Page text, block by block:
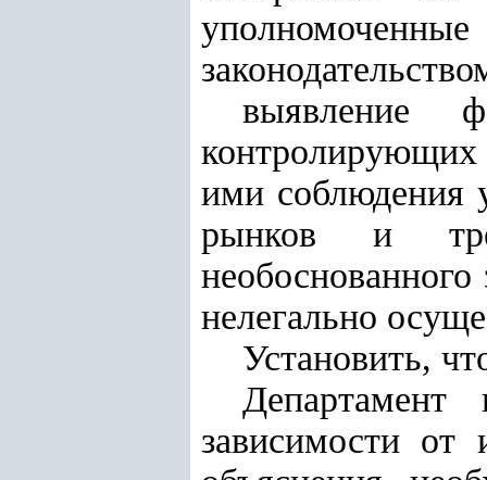
выявление
контролирующих
ими соблюдения
рынков и
нелегально
Установить,
зависимости